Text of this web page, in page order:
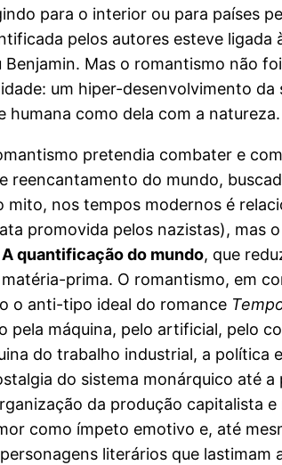
para o interior ou para países
pelos autores esteve
Mas o romantismo não
um hiper-desenvolvimento da
como dela com a natureza.
pretendia combater e
do mundo,
nos tempos modernos é
promovida pelos nazistas), mas
quantificação do mundo, que
prima. O romantismo, em
o anti-tipo ideal do romance
pela máquina, pelo artificial, pelo
do trabalho industrial, a política
do sistema monárquico até
da produção capitalista
como ímpeto emotivo e, até
literários que lastimam